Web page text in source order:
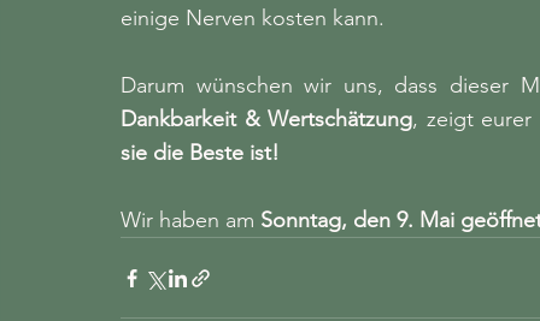
einige Nerven kosten kann.
Dankbarkeit & Wertschätzung, zeigt
sie die Beste ist!
Wir haben am Sonntag, den 9. Mai